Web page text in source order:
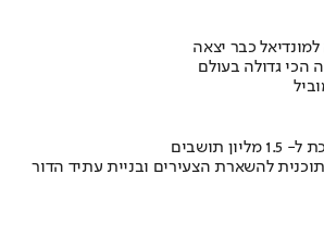
כבר יצאה
הכי גדולה בעולם
להשארת הצעירים ובניית עתיד הדור